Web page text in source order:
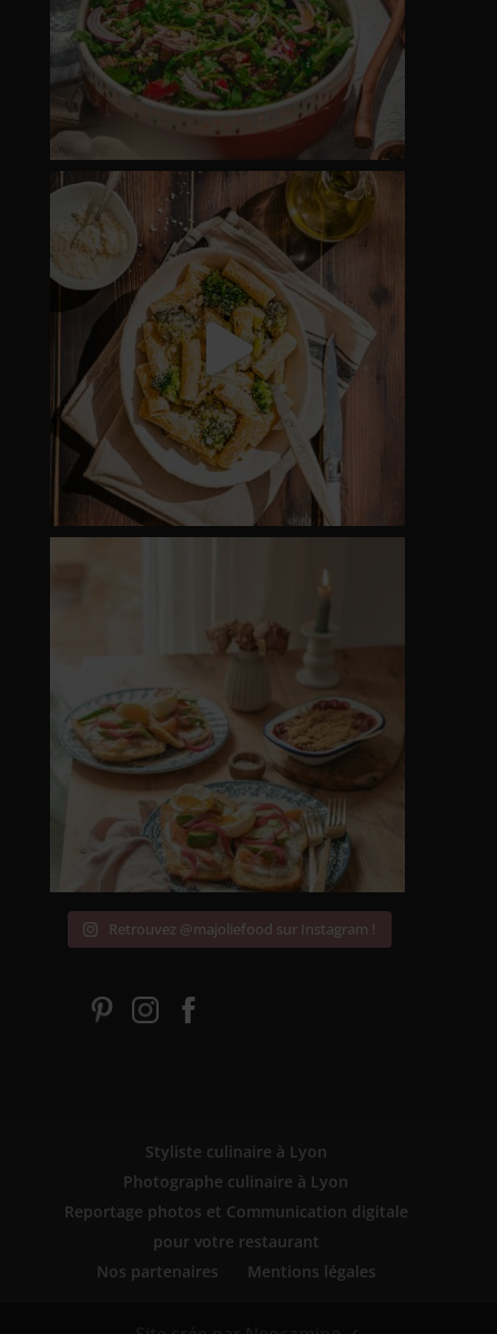
Retrouvez @majoliefood sur Instagram !
Styliste culinaire à Lyon
Photographe culinaire à Lyon
Reportage photos et Communication digitale
pour votre restaurant
Nos partenaires
Mentions légales